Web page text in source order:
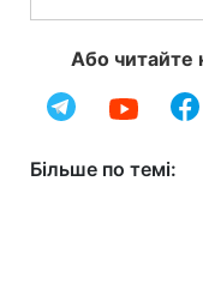
Або читайте
Більше по темі: